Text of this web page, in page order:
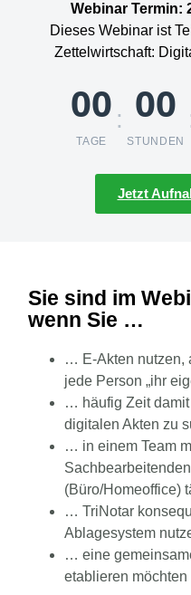
Webinar Termin:
Dieses Webinar ist
Zettelwirtschaft:
00
TAGE
: 00
STUNDEN
Jetzt
Sie sind im
wenn Sie …
… E-Akten nutzen,
jede Person „ihr
… häufig Zeit
digitalen Akten zu
… in einem Team
(Büro/Homeoffice)
… TriNotar
Ablagesystem
… eine
etablieren möchten